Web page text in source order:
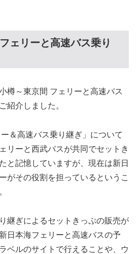
ェリーと高速バス乗り
樽～東京間 フェリーと高速バス
紹介しました。
ー＆高速バス乗り継ぎ」について
リーと西武バスが共同でセットき
と記憶していますが、現在は新日
がその役割を担っているというこ
継ぎによるセットきっぷの販売が
日本海フェリーと高速バスの予
ベルのサイトで行えることや、ウ